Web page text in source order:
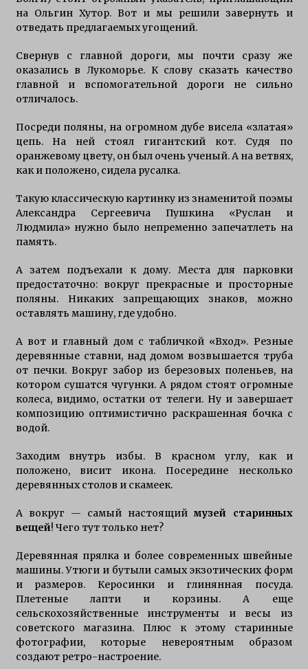
на Ольгин Хутор. Вот и мы решили завернуть и
отведать предлагаемых угощений.
Свернув с главной дороги, мы почти сразу же
оказались в Лукоморье. К слову сказать качество
главной и вспомогательной дороги не сильно
отличалось.
Посреди поляны, на огромном дубе висела «златая»
цепь. На ней стоял гигантский кот. Судя по
оранжевому цвету, он был очень ученый. А на ветвях,
как и положено, сидела русалка.
Такую классическую картинку из знаменитой поэмы
Александра Сергеевича Пушкина «Руслан и
Людмила» нужно было непременно запечатлеть на
память.
А затем подъехали к дому. Места для парковки
предостаточно: вокруг прекрасные и просторные
поляны. Никаких запрещающих знаков, можно
оставлять машину, где удобно.
А вот и главный дом с табличкой «Вход». Резные
деревянные ставни, над домом возвышается труба
от печки. Вокруг забор из березовых поленьев, на
котором сушатся чугунки. А рядом стоят огромные
колеса, видимо, остатки от телеги. Ну и завершает
композицию оптимистично раскрашенная бочка с
водой.
Заходим внутрь избы. В красном углу, как и
положено, висит икона. Посередине несколько
деревянных столов и скамеек.
А вокруг — самый настоящиймузей старинных
вещей! Чего тут только нет?
Деревянная прялка и более современных швейные
машины. Утюги и бутыли самых экзотических форм
и размеров. Керосинки и глинянная посуда.
Плетеные лапти и корзины. А еще
сельскохозяйственные инструменты и весы из
советского магазина. Плюс к этому старинные
фотографии, которые невероятным образом
создают ретро-настроение.